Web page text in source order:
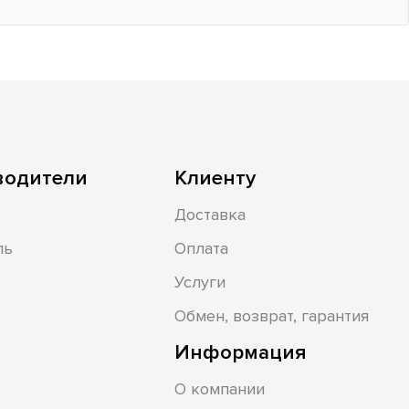
Клиенту
Доставка
Оплата
Услуги
Обмен, возврат, гарантия
Информация
О компании